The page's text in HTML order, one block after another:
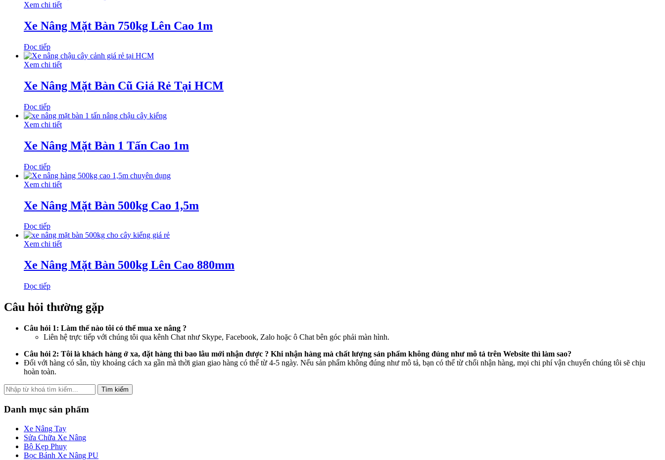
Xem chi tiết
Xe Nâng Mặt Bàn 750kg Lên Cao 1m
Đọc tiếp
Xem chi tiết
Xe Nâng Mặt Bàn Cũ Giá Rẻ Tại HCM
Đọc tiếp
Xem chi tiết
Xe Nâng Mặt Bàn 1 Tấn Cao 1m
Đọc tiếp
Xem chi tiết
Xe Nâng Mặt Bàn 500kg Cao 1,5m
Đọc tiếp
Xem chi tiết
Xe Nâng Mặt Bàn 500kg Lên Cao 880mm
Đọc tiếp
Câu hỏi thường gặp
Câu hỏi 1: Làm thế nào tôi có thể mua xe nâng ?
Liên hệ trực tiếp với chúng tôi qua kênh Chat như Skype, Facebook, Zalo hoặc ô Chat bên góc phải màn hình.
Câu hỏi 2: Tôi là khách hàng ở xa, đặt hàng thì bao lâu mới nhận được ? Khi nhận hàng mà chất lượng sản phẩm không đúng như mô tả trên Website thì làm sao?
Đối với hàng có sẵn, tùy khoảng cách xa gần mà thời gian giao hàng có thể từ 4-5 ngày. Nếu sản phẩm không đúng như mô tả, bạn có thể từ chối nhận hàng, mọi chi phí vận chuyển chúng tôi sẽ chịu
hoàn toàn.
Tìm kiếm
Danh mục sản phẩm
Xe Nâng Tay
Sửa Chữa Xe Nâng
Bộ Kẹp Phuy
Bọc Bánh Xe Nâng PU